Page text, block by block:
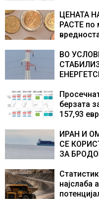
текот на
ЦЕНАТА
РАСТЕ по
ВО
берзата
157,93
ИРАН И
СЕ
ЗА
најслаба